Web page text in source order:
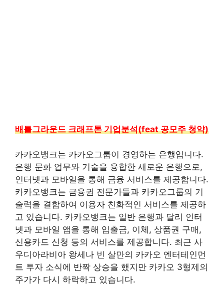
배틀그라운드 크래프톤 기업분석(feat 공모주 청약)
카카오뱅크는 카카오그룹이 경영하는 은행입니다.
은행 문화 업무와 기술을 융합한 새로운 은행으로,
인터넷과 모바일을 통해 금융 서비스를 제공합니다.
카카오뱅크는 금융권 전문가들과 카카오그룹의 기
술력을 결합하여 이용자 친화적인 서비스를 제공하
고 있습니다. 카카오뱅크는 일반 은행과 달리 인터
넷과 모바일 앱을 통해 입출금, 이체, 상품권 구매,
신용카드 신청 등의 서비스를 제공합니다. 최근 사
우디아라비아 왕세나 빈 살만의 카카오 엔터테인먼
트 투자 소식에 반짝 상승을 했지만 카카오 3형제의
주가가 다시 하락하고 있습니다.